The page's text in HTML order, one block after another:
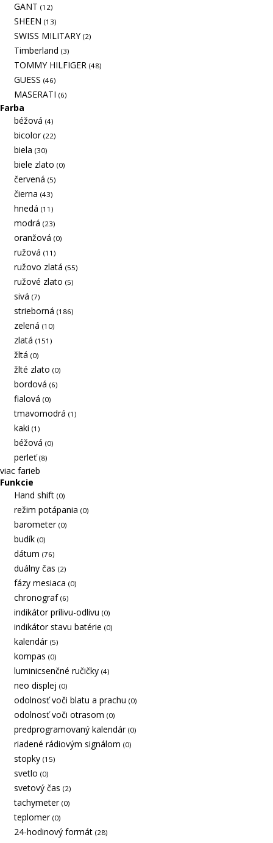
GANT (12)
SHEEN (13)
SWISS MILITARY (2)
Timberland (3)
TOMMY HILFIGER (48)
GUESS (46)
MASERATI (6)
Farba
béžová (4)
bicolor (22)
biela (30)
biele zlato (0)
červená (5)
čierna (43)
hnedá (11)
modrá (23)
oranžová (0)
ružová (11)
ružovo zlatá (55)
ružové zlato (5)
sivá (7)
strieborná (186)
zelená (10)
zlatá (151)
žltá (0)
žlté zlato (0)
bordová (6)
fialová (0)
tmavomodrá (1)
kaki (1)
béžová (0)
perleť(8)
viac farieb
Funkcie
Hand shift (0)
režim potápania (0)
barometer (0)
budík (0)
dátum (76)
duálny čas (2)
fázy mesiaca (0)
chronograf (6)
indikátor prílivu-odlivu (0)
indikátor stavu batérie (0)
kalendár (5)
kompas (0)
luminicsenčné ručičky (4)
neo displej (0)
odolnosť voči blatu a prachu (0)
odolnosť voči otrasom (0)
predprogramovaný kalendár (0)
riadené rádiovým signálom (0)
stopky (15)
svetlo (0)
svetový čas (2)
tachymeter (0)
teplomer (0)
24-hodinový formát (28)